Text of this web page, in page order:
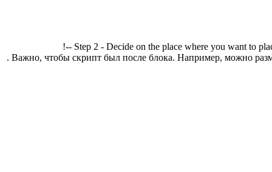
!-- Step 2 - Decide on the place where you want to
. Важно, чтобы скрипт был после блока. Например, можно